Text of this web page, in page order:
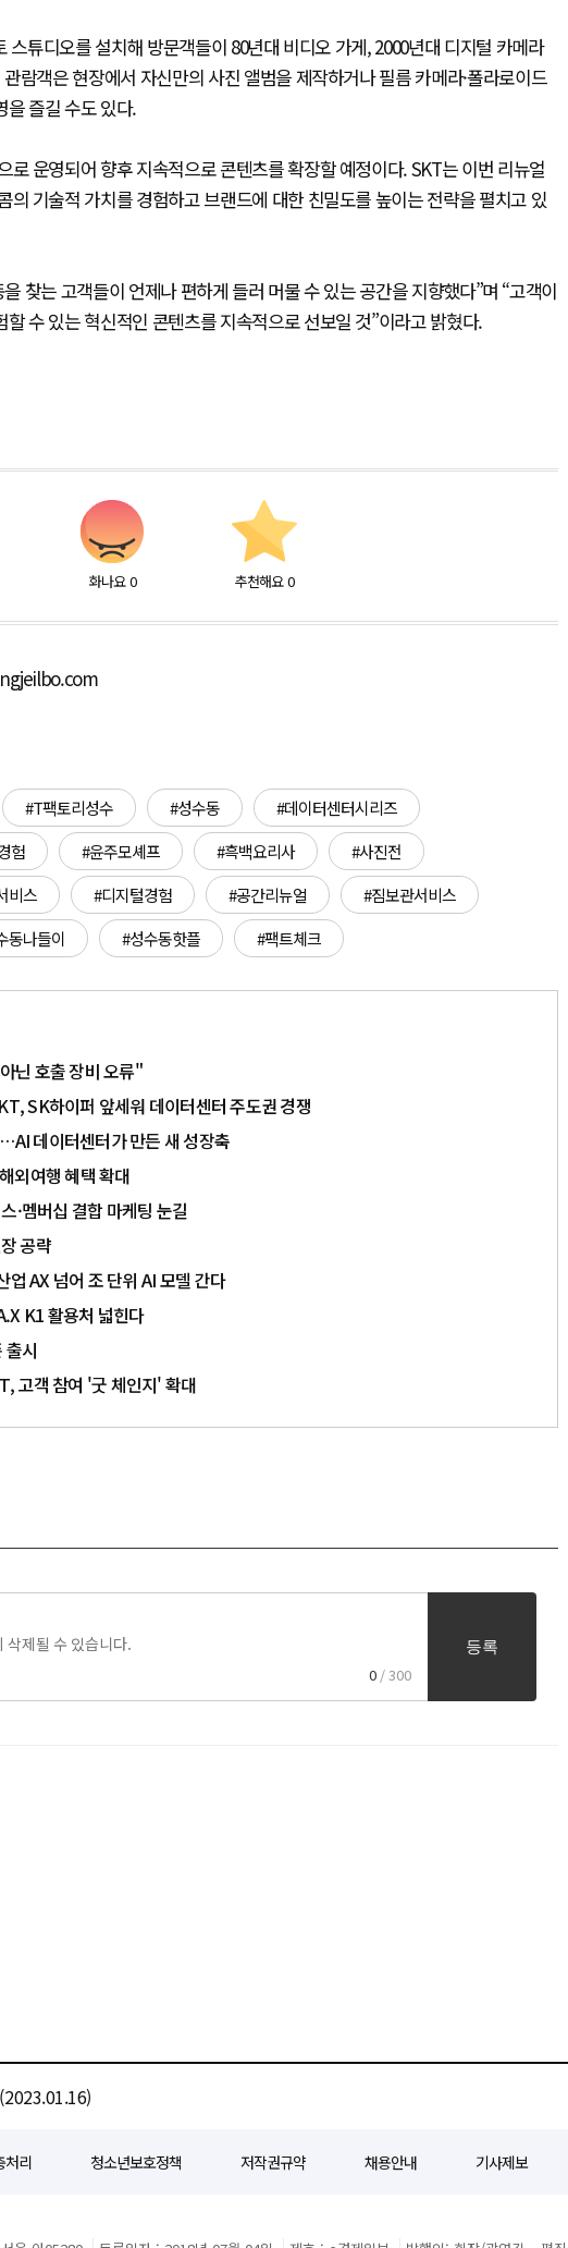
스튜디오를 설치해 방문객들이 80년대 비디오 가게, 2000년대 디지털 카메라
람객은 현장에서 자신만의 사진 앨범을 제작하거나 필름 카메라·폴라로이드
을 즐길 수도 있다.
로 운영되어 향후 지속적으로 콘텐츠를 확장할 예정이다. SKT는 이번 리뉴얼
의 기술적 가치를 경험하고 브랜드에 대한 친밀도를 높이는 전략을 펼치고 있
찾는 고객들이 언제나 편하게 들러 머물 수 있는 공간을 지향했다”며 “고객이
수 있는 혁신적인 콘텐츠를 지속적으로 선보일 것”이라고 밝혔다.
화나요 0 추천해요 0
#T팩토리성수 #성수동
#데이터센터시리즈
험 #윤주모셰프 #흑백요리사
#사진전
비스 #디지털경험 #공간리뉴얼
#짐보관서비스
동나들이 #성수동핫플 #팩트체크
닌 호출 장비 오류"
SK하이퍼 앞세워 데이터센터 주도권 경쟁
데이터센터가 만든 새 성장축
외여행 혜택 확대
·멤버십 결합 마케팅 눈길
공략
AX 넘어 조 단위 AI 모델 간다
K1 활용처 넓힌다
출시
고객 참여 '굿 체인지' 확대
0 / 300
등록
처리 청소년보호정책 저작권규약 채용안내 기사제보